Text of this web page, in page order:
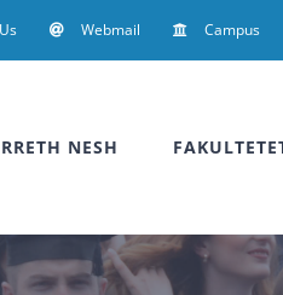
Webmail Campus
RRETH NESH